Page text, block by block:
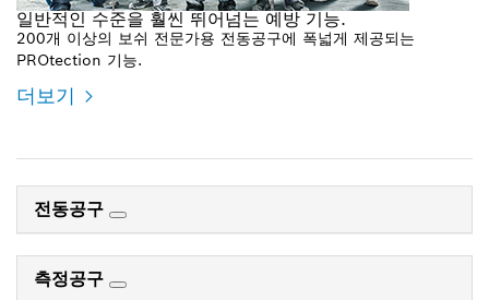
일반적인 수준을 훨씬 뛰어넘는 예방 기능.
200개 이상의 보쉬 전문가용 전동공구에 폭넓게 제공되는
PROtection 기능.
더보기
전동공구
측정공구